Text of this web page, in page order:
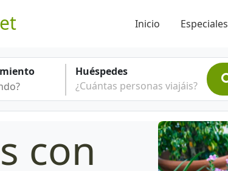
Inicio Especiales
Huéspedes
¿Cuántas personas viajáis?
con